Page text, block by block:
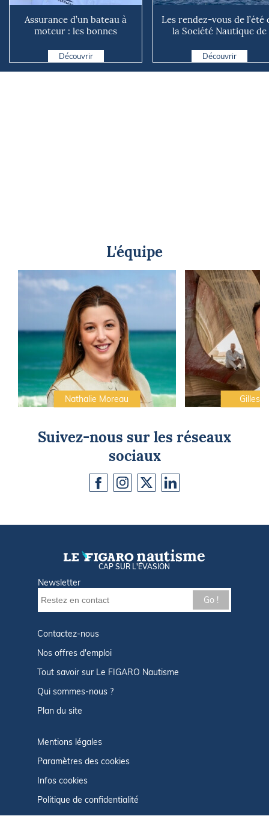
Assurance d’un bateau à
moteur : les bonnes
d...
Découvrir
Les rendez-vous de l’été
la Société Nautique de
Découvrir
L'équipe
Nathalie Moreau Gilles
Suivez-nous sur les réseaux
sociaux
CAP SUR L'ÉVASION
Newsletter
Go !
Contactez-nous
Nos offres d'emploi
Tout savoir sur Le FIGARO Nautisme
Qui sommes-nous ?
Plan du site
Mentions légales
Paramètres des cookies
Infos cookies
Politique de confidentialité
CGU